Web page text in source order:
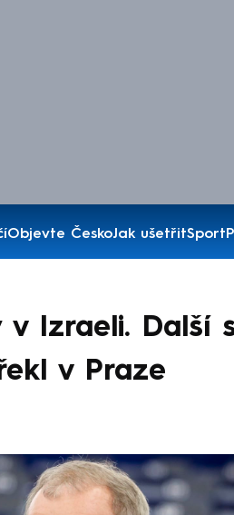
Objevte ČeskoJak ušetřitSport
Izraeli. Další
v Praze